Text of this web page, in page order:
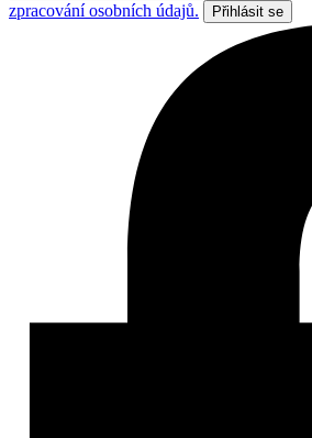
zpracování osobních údajů.